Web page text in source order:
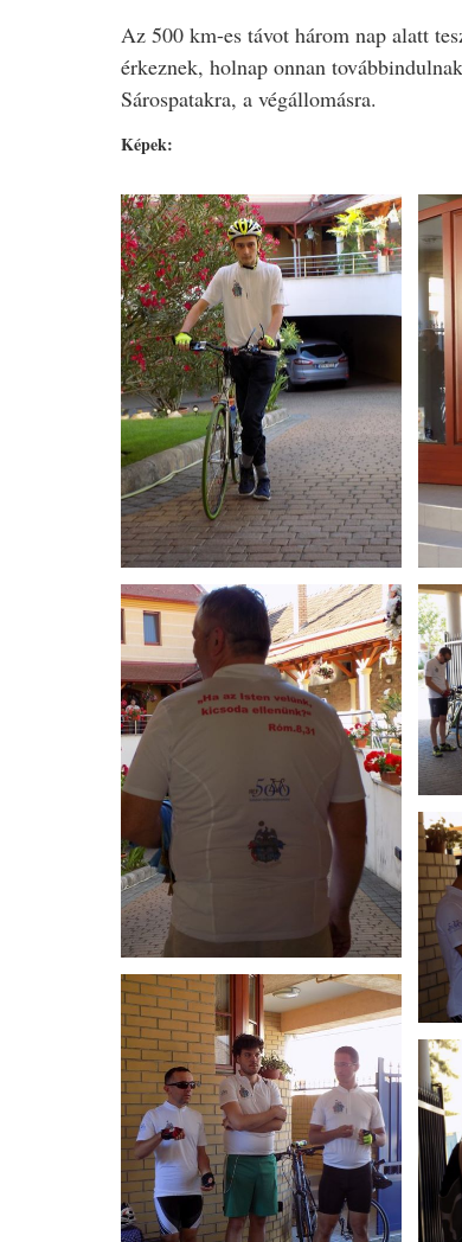
Az 500 km-es távot három nap alatt
érkeznek, holnap onnan
Sárospatakra, a végállomásra.
Képek: